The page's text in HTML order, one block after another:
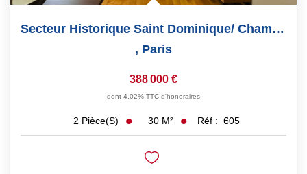
Secteur Historique Saint Dominique/ Champ De Mars 2 Pièces
, Paris
388 000 €
dont 4,02% TTC d'honoraires
2 Pièce(s) 30 M² Réf : 605